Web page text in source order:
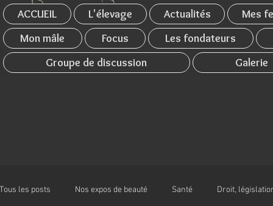
ACCUEIL L'élevage Actualités
Mes
Mon mâle
Focus Les fondateurs
Groupe de discussion
Galerie
Tous les posts Nos expos de beauté Santé Droit,